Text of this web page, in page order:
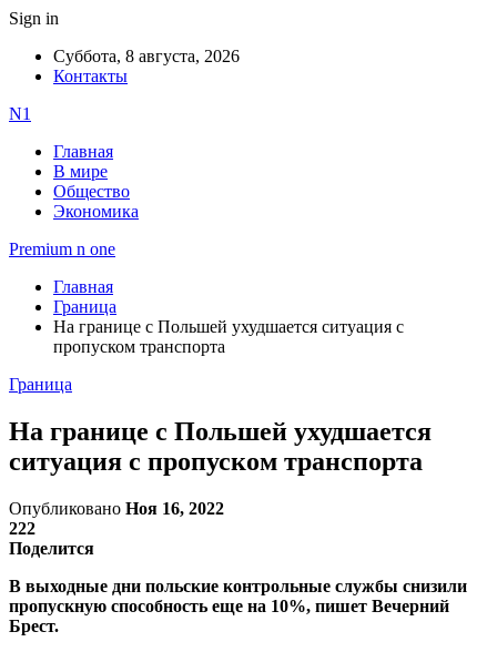
Sign in
Суббота, 8 августа, 2026
Контакты
N1
Главная
В мире
Общество
Экономика
Premium n one
Главная
Граница
На границе с Польшей ухудшается ситуация с
пропуском транспорта
Граница
На границе с Польшей ухудшается
ситуация с пропуском транспорта
Опубликовано Ноя 16, 2022
222
Поделится
В выходные дни польские контрольные службы снизили
пропускную способность еще на 10%, пишет Вечерний
Брест.